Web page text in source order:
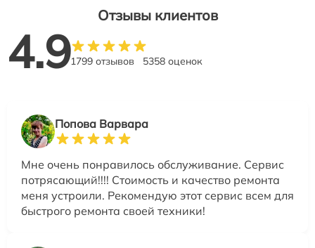
Отзывы клиентов
4.91799 отзывов 5358 оценок
Попова Варвара
Мне очень понравилось обслуживание. Сервис
потрясающий!!!! Стоимость и качество ремонта
меня устроили. Рекомендую этот сервис всем для
быстрого ремонта своей техники!